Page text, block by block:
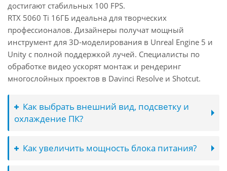
достигают стабильных 100 FPS.
RTX 5060 Ti 16ГБ идеальна для творческих
профессионалов. Дизайнеры получат мощный
инструмент для 3D-моделирования в Unreal Engine 5 и
Unity с полной поддержкой лучей. Специалисты по
обработке видео ускорят монтаж и рендеринг
многослойных проектов в Davinci Resolve и Shotcut.
Как выбрать внешний вид, подсветку и
охлаждение ПК?
Как увеличить мощность блока питания?